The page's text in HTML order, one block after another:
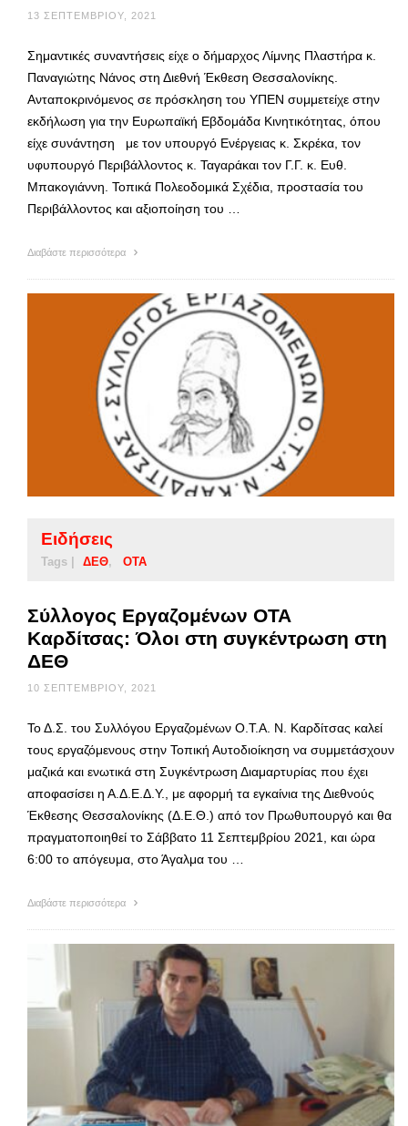
13 ΣΕΠΤΕΜΒΡΊΟΥ, 2021
Σημαντικές συναντήσεις είχε ο δήμαρχος Λίμνης Πλαστήρα κ.
Παναγιώτης Νάνος στη Διεθνή Έκθεση Θεσσαλονίκης.
Ανταποκρινόμενος σε πρόσκληση του ΥΠΕΝ συμμετείχε στην
εκδήλωση για την Ευρωπαϊκή Εβδομάδα Κινητικότητας, όπου
είχε συνάντηση με τον υπουργό Ενέργειας κ. Σκρέκα, τον
υφυπουργό Περιβάλλοντος κ. Ταγαράκαι τον Γ.Γ. κ. Ευθ.
Μπακογιάννη. Τοπικά Πολεοδομικά Σχέδια, προστασία του
Περιβάλλοντος και αξιοποίηση του …
Διαβάστε περισσότερα
Ειδήσεις
Tags | ΔΕΘ ΟΤΑ
Σύλλογος Εργαζομένων ΟΤΑ
Καρδίτσας: Όλοι στη συγκέντρωση στη
ΔΕΘ
10 ΣΕΠΤΕΜΒΡΊΟΥ, 2021
Το Δ.Σ. του Συλλόγου Εργαζομένων Ο.Τ.Α. Ν. Καρδίτσας καλεί
τους εργαζόμενους στην Τοπική Αυτοδιοίκηση να συμμετάσχουν
μαζικά και ενωτικά στη Συγκέντρωση Διαμαρτυρίας που έχει
αποφασίσει η Α.Δ.Ε.Δ.Υ., με αφορμή τα εγκαίνια της Διεθνούς
Έκθεσης Θεσσαλονίκης (Δ.Ε.Θ.) από τον Πρωθυπουργό και θα
πραγματοποιηθεί το Σάββατο 11 Σεπτεμβρίου 2021, και ώρα
6:00 το απόγευμα, στο Άγαλμα του …
Διαβάστε περισσότερα